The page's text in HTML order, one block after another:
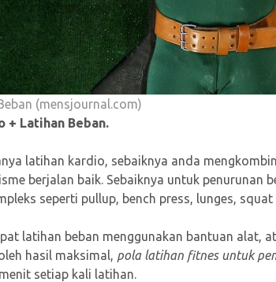
(mensjournal.com)
+ Latihan Beban.
latihan kardio, sebaiknya anda
berjalan baik. Sebaiknya untuk penurunan
seperti pullup, bench press, lunges,
latihan beban menggunakan bantuan alat,
hasil maksimal, pola latihan fitnes untuk
setiap kali latihan.